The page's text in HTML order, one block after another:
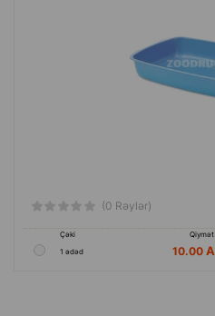
(0 Rəylər)
Çəki Qiymət
1 ədəd
10.00